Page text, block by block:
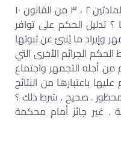
الموجز : جريمة التجمهر المؤثمة بالمادتين ٢ ، ٣ من القانون ١٠
؟ تدليل الحكم على توافر
وإيراد ما يُنبئ عن ثبوتها
الجرائم الأخرى التي
من أجله التجمهر واجتماع
باعتبارها من النتائج
. صحيح . شرط ذلك ؟
. غير جائز أمام محكمة